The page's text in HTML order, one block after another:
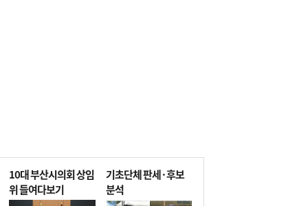
10대 부산시의회 상임
위 들여다보기
기초단체 판세·후보
분석